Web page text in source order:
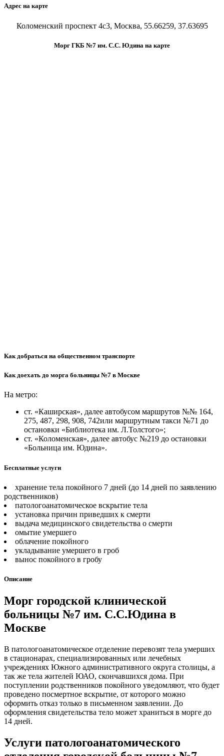
Адрес на карте
Коломенский проспект 4с3, Москва, 55.66259, 37.63695
Морг ГКБ №7 им. С.С. Юдина на карте
Как добраться на общественном транспорте
Как доехать до морга больницы №7 в Москве
На метро:
ст. «Каширская», далее автобусом маршрутов №№ 164,
275, 487, 298, 908, 742или маршрутным такси №71 до
остановки «Библиотека им. Л.Толстого»;
ст. «Коломенская», далее автобус №219 до остановки
«Больница им. Юдина».
Бесплатные услуги
хранение тела покойного 7 дней (до 14 дней по заявлению
родственников)
патологоанатомическое вскрытие тела
установка причин приведших к смерти
выдача медицинского свидетельства о смерти
омытие умершего
облачение покойного
укладывание умершего в гроб
вынос покойного в гробу
Описание
Морг городской клинической
больницы №7 им. С.С.Юдина в
Москве
В патологоанатомическое отделение перевозят тела умерших
в стационарах, специализированных или лечебных
учреждениях Южного административного округа столицы, а
так же тела жителей ЮАО, скончавшихся дома. При
поступлении родственников покойного уведомляют, что будет
проведено посмертное вскрытие, от которого можно
оформить отказ только в письменном заявлении. До
оформления свидетельства тело может храниться в морге до
14 дней.
Услуги патологоанатомического